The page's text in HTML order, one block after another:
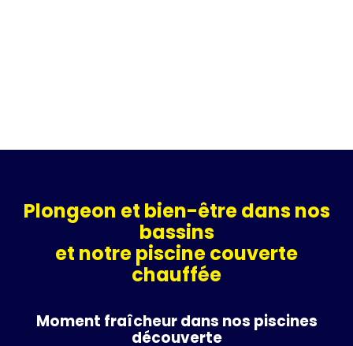
Plongeon et bien-être dans nos
bassins
et notre piscine couverte
chauffée
Moment fraîcheur dans nos piscines
découverte